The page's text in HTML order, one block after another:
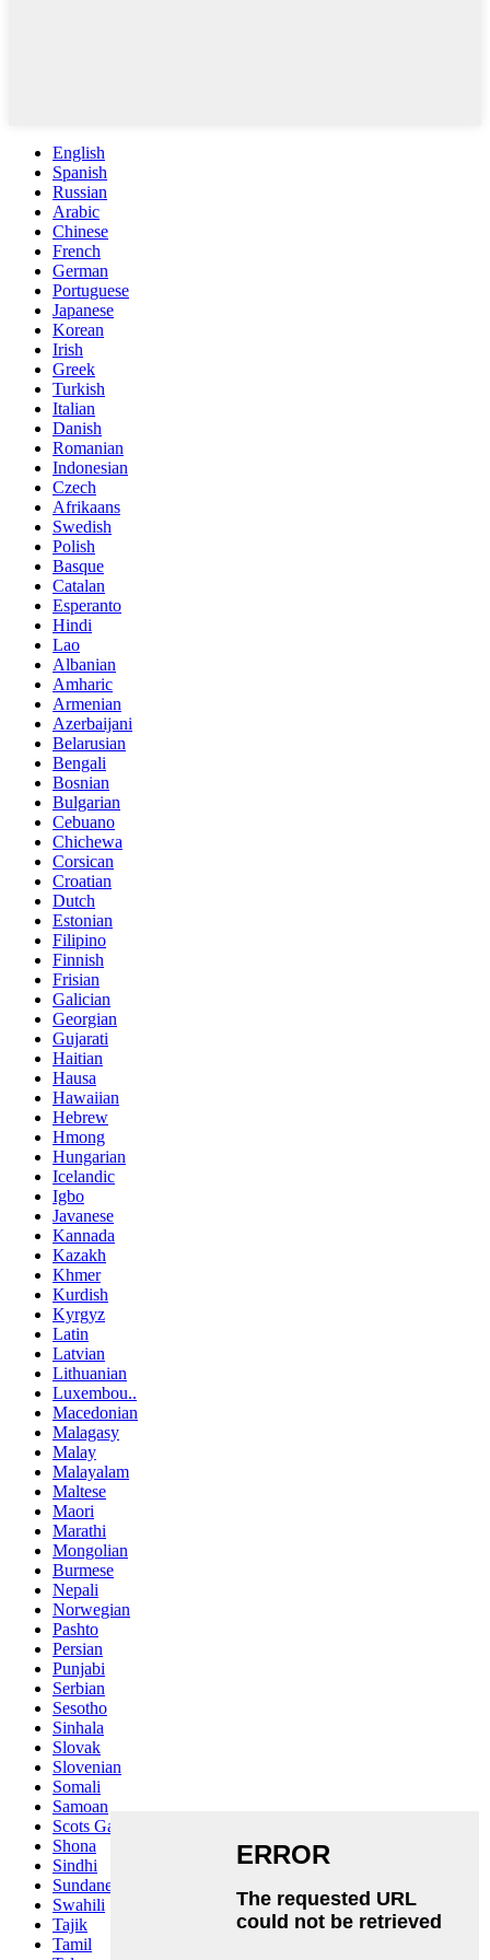
English
Spanish
Russian
Arabic
Chinese
French
German
Portuguese
Japanese
Korean
Irish
Greek
Turkish
Italian
Danish
Romanian
Indonesian
Czech
Afrikaans
Swedish
Polish
Basque
Catalan
Esperanto
Hindi
Lao
Albanian
Amharic
Armenian
Azerbaijani
Belarusian
Bengali
Bosnian
Bulgarian
Cebuano
Chichewa
Corsican
Croatian
Dutch
Estonian
Filipino
Finnish
Frisian
Galician
Georgian
Gujarati
Haitian
Hausa
Hawaiian
Hebrew
Hmong
Hungarian
Icelandic
Igbo
Javanese
Kannada
Kazakh
Khmer
Kurdish
Kyrgyz
Latin
Latvian
Lithuanian
Luxembou..
Macedonian
Malagasy
Malay
Malayalam
Maltese
Maori
Marathi
Mongolian
Burmese
Nepali
Norwegian
Pashto
Persian
Punjabi
Serbian
Sesotho
Sinhala
Slovak
Slovenian
Somali
Samoan
Scots Gaelic
Shona
Sindhi
Sundanese
Swahili
Tajik
Tamil